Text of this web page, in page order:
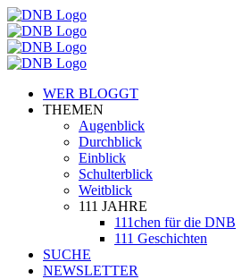
WER BLOGGT
THEMEN
Augenblick
Durchblick
Einblick
Schulterblick
Weitblick
111 JAHRE
111chen für die DNB
111 Geschichten
SUCHE
NEWSLETTER